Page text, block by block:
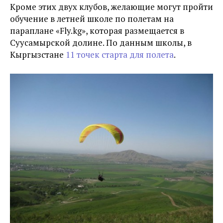
Кроме этих двух клубов, желающие могут пройти
обучение в летней школе по полетам на
параплане «Fly.kg», которая размещается в
Суусамырской долине. По данным школы, в
Кыргызстане 11 точек старта для полета.